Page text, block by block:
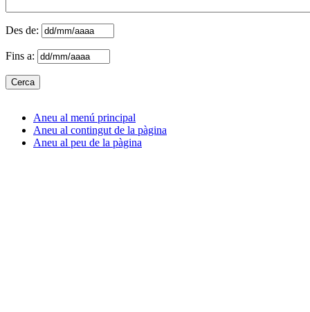
Des de:
Fins a:
Aneu al menú principal
Aneu al contingut de la pàgina
Aneu al peu de la pàgina